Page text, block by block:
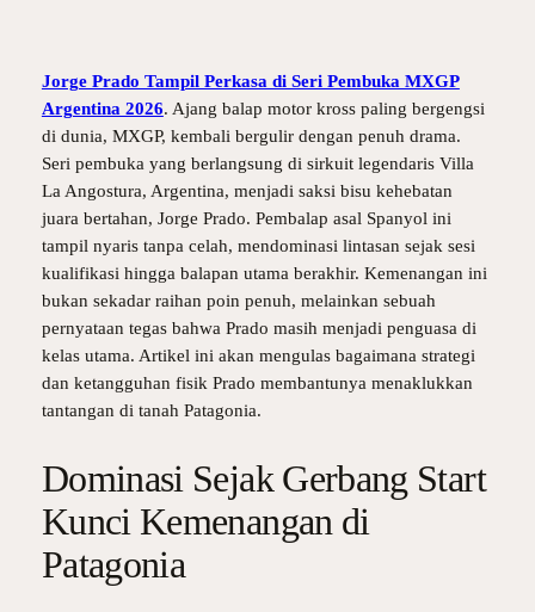
Jorge Prado Tampil Perkasa di Seri Pembuka MXGP
Argentina 2026. Ajang balap motor kross paling bergengsi
di dunia, MXGP, kembali bergulir dengan penuh drama.
Seri pembuka yang berlangsung di sirkuit legendaris Villa
La Angostura, Argentina, menjadi saksi bisu kehebatan
juara bertahan, Jorge Prado. Pembalap asal Spanyol ini
tampil nyaris tanpa celah, mendominasi lintasan sejak sesi
kualifikasi hingga balapan utama berakhir. Kemenangan ini
bukan sekadar raihan poin penuh, melainkan sebuah
pernyataan tegas bahwa Prado masih menjadi penguasa di
kelas utama. Artikel ini akan mengulas bagaimana strategi
dan ketangguhan fisik Prado membantunya menaklukkan
tantangan di tanah Patagonia.
Dominasi Sejak Gerbang Start
Kunci Kemenangan di
Patagonia